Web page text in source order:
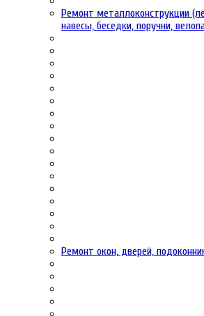
Ремонт металлоконструкции
навесы, беседки, поручни,
Ремонт окон, дверей,